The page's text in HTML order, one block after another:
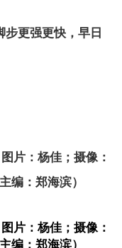
更强更快，早日
片：杨佳；摄像：
编：郑海滨）
片：杨佳；摄像：
编：郑海滨）